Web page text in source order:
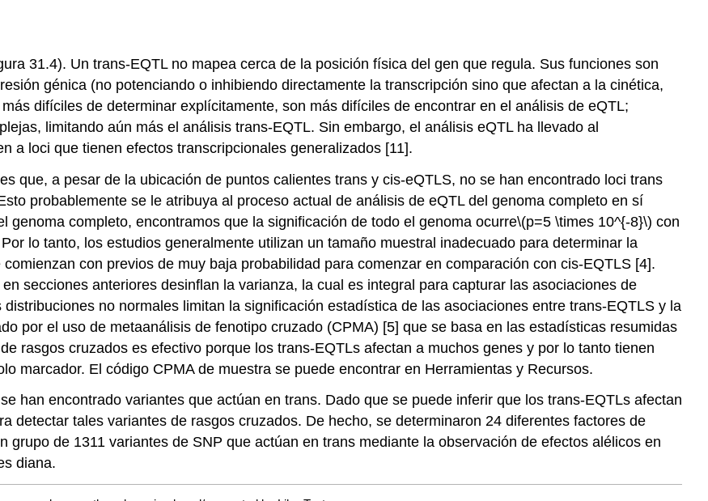
31.4). Un trans-EQTL no mapea cerca de la posición física del gen que regula. Sus funciones son
génica (no potenciando o inhibiendo directamente la transcripción sino que afectan a la cinética,
difíciles de determinar explícitamente, son más difíciles de encontrar en el análisis de eQTL;
limitando aún más el análisis trans-EQTL. Sin embargo, el análisis eQTL ha llevado al
a loci que tienen efectos transcripcionales generalizados [11].
que, a pesar de la ubicación de puntos calientes trans y cis-eQTLS, no se han encontrado loci trans
probablemente se le atribuya al proceso actual de análisis de eQTL del genoma completo en sí
genoma completo, encontramos que la significación de todo el genoma ocurre\(p=5 \times 10^{-8}\) con
lo tanto, los estudios generalmente utilizan un tamaño muestral inadecuado para determinar la
con previos de muy baja probabilidad para comenzar en comparación con cis-EQTLS [4].
secciones anteriores desinflan la varianza, la cual es integral para capturar las asociaciones de
no normales limitan la significación estadística de las asociaciones entre trans-EQTLS y la
por el uso de metaanálisis de fenotipo cruzado (CPMA) [5] que se basa en las estadísticas resumidas
rasgos cruzados es efectivo porque los trans-EQTLs afectan a muchos genes y por lo tanto tienen
marcador. El código CPMA de muestra se puede encontrar en Herramientas y Recursos.
han encontrado variantes que actúan en trans. Dado que se puede inferir que los trans-EQTLs afectan
detectar tales variantes de rasgos cruzados. De hecho, se determinaron 24 diferentes factores de
de 1311 variantes de SNP que actúan en trans mediante la observación de efectos alélicos en
diana.